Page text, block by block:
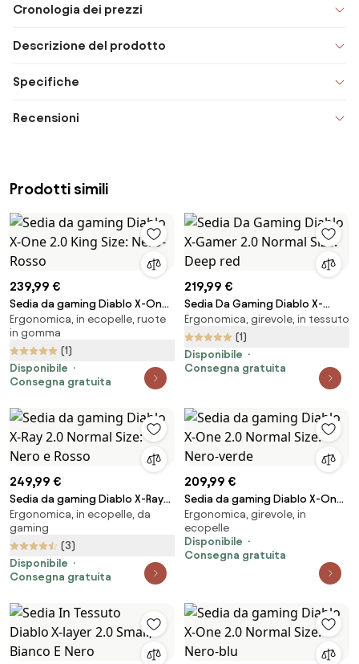
Cronologia dei prezzi
Descrizione del prodotto
Specifiche
Recensioni
Prodotti simili
239,99 €
Sedia da gaming Diablo X-One
2.0 King Size: Nero-Rosso
Ergonomica, in ecopelle, ruote
in gomma
(1)
Disponibile
Consegna gratuita
219,99 €
Sedia Da Gaming Diablo X-
Gamer 2.0 Normal Size: Deep
red
Ergonomica, girevole, in tessuto
(1)
Disponibile
Consegna gratuita
249,99 €
Sedia da gaming Diablo X-Ray
2.0 Normal Size: Nero e Rosso
Ergonomica, in ecopelle, da
gaming
(3)
Disponibile
Consegna gratuita
209,99 €
Sedia da gaming Diablo X-One
2.0 Normal Size: Nero-verde
Ergonomica, girevole, in
ecopelle
Disponibile
Consegna gratuita